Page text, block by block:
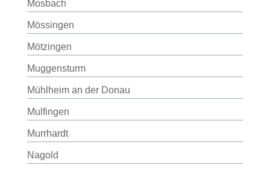
Mosbach
Mössingen
Mötzingen
Muggensturm
Mühlheim an der Donau
Mulfingen
Murrhardt
Nagold